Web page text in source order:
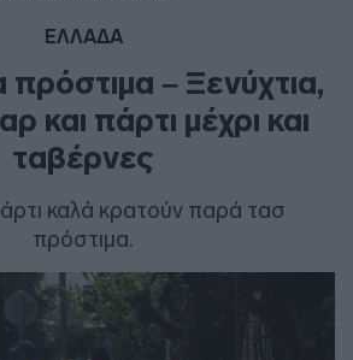
ΕΛΛΑΔΑ
πρόστιμα – Ξενύχτια,
και πάρτι μέχρι και
ταβέρνες
καλά κρατούν παρά τασ
πρόστιμα.